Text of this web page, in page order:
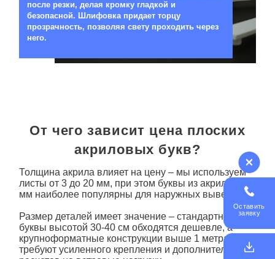
после резки, делая кромку гладкой и
безопасной. Шлифовка придает торцу
прозрачность, позволяя свету проходить через
него.
От чего зависит цена плоских
акриловых букв?
Толщина акрила влияет на цену – мы используем
листы от 3 до 20 мм, при этом буквы из акрила 8-10
мм наиболее популярны для наружных вывесок.
Размер деталей имеет значение – стандартные
буквы высотой 30-40 см обходятся дешевле, а
крупноформатные конструкции выше 1 метра
требуют усиленного крепления и дополнительных
Оставить
заявку